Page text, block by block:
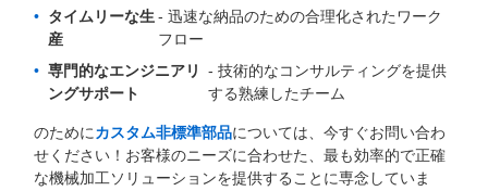
タイムリーな生
産
- 迅速な納品のための合理化されたワーク
フロー
専門的なエンジニアリ
ングサポート
- 技術的なコンサルティングを提供
する熟練したチーム
のためにカスタム非標準部品については、今すぐお問い合わ
せください！お客様のニーズに合わせた、最も効率的で正確
な機械加工ソリューションを提供することに専念していま